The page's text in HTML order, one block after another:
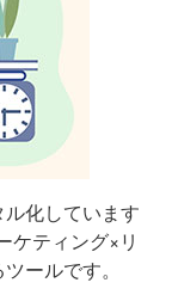
化しています
ケティング×リ
ールです。